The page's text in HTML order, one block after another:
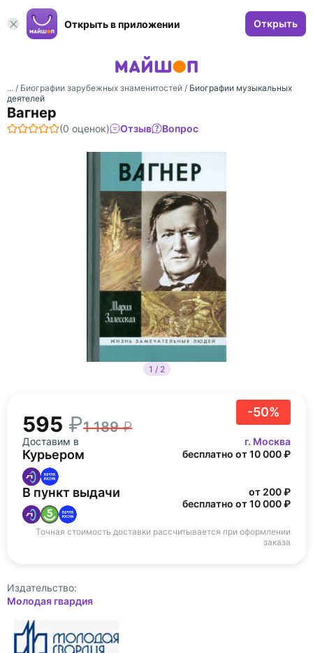
Открыть в приложении Открыть
... / Биографии зарубежных знаменитостей / Биографии музыкальных
деятелей
Вагнер
(0 оценок) Отзыв Вопрос
1 / 2
-50%
595 1 189
Доставим в г. Москва
Курьером бесплатно от 10 000 ₽
В пункт выдачи
от 200 ₽
бесплатно от 10 000 ₽
Точная стоимость доставки рассчитывается при оформлении
заказа
Издательство:
Молодая гвардия